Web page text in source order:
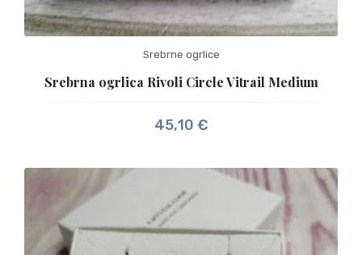
Srebrne ogrlice
Srebrna ogrlica Rivoli Circle Vitrail Medium
45,10 €